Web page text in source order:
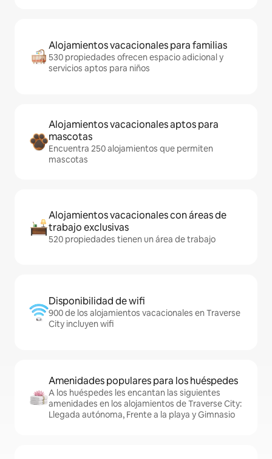
Alojamientos vacacionales para familias
530 propiedades ofrecen espacio adicional y
servicios aptos para niños
Alojamientos vacacionales aptos para
mascotas
Encuentra 250 alojamientos que permiten
mascotas
Alojamientos vacacionales con áreas de
trabajo exclusivas
520 propiedades tienen un área de trabajo
Disponibilidad de wifi
900 de los alojamientos vacacionales en Traverse
City incluyen wifi
Amenidades populares para los huéspedes
A los huéspedes les encantan las siguientes
amenidades en los alojamientos de Traverse City:
Llegada autónoma, Frente a la playa y Gimnasio